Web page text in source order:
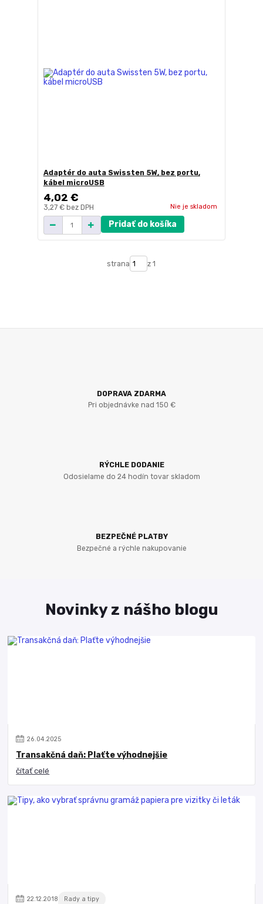
Adaptér do auta Swissten 5W, bez portu,
kábel microUSB
4,02 €
3,27 € bez DPH Nie je skladom
Pridať do košíka
strana z 1
DOPRAVA ZDARMA
Pri objednávke nad 150 €
RÝCHLE DODANIE
Odosielame do 24 hodín tovar skladom
BEZPEČNÉ PLATBY
Bezpečné a rýchle nakupovanie
Novinky z nášho blogu
26.04.2025
Transakčná daň: Plaťte výhodnejšie
čítať celé
22.12.2018 Rady a tipy